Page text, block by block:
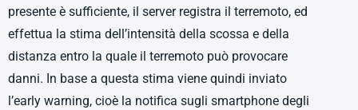
presente è sufficiente, il server registra il terremoto, ed
effettua la stima dell’intensità della scossa e della
distanza entro la quale il terremoto può provocare
danni. In base a questa stima viene quindi inviato
l’early warning, cioè la notifica sugli smartphone degli